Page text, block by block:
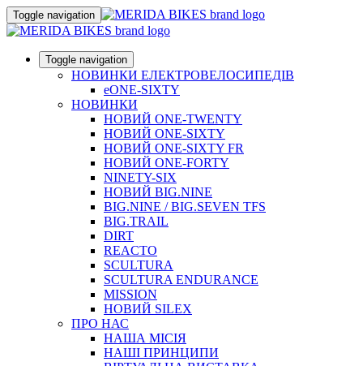
Toggle navigation
Toggle navigation
НОВИНКИ ЕЛЕКТРОВЕЛОСИПЕДІВ
eONE-SIXTY
НОВИНКИ
НОВИЙ ONE-TWENTY
НОВИЙ ONE-SIXTY
НОВИЙ ONE-SIXTY FR
НОВИЙ ONE-FORTY
NINETY-SIX
НОВИЙ BIG.NINE
BIG.NINE / BIG.SEVEN TFS
BIG.TRAIL
DIRT
REACTO
SCULTURA
SCULTURA ENDURANCE
MISSION
НОВИЙ SILEX
ПРО НАС
НАША МICIЯ
НАШI ПРИНЦИПИ